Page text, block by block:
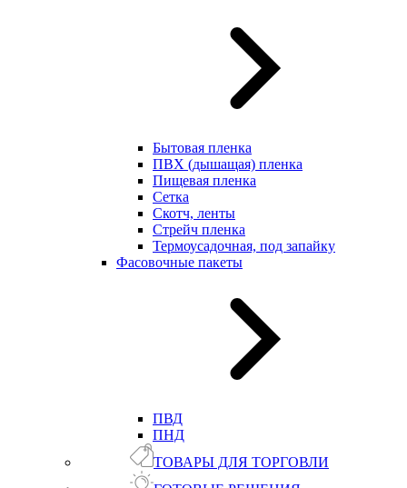
Бытовая пленка
ПВХ (дышащая) пленка
Пищевая пленка
Сетка
Скотч, ленты
Стрейч пленка
Термоусадочная, под запайку
Фасовочные пакеты
ПВД
ПНД
ТОВАРЫ ДЛЯ ТОРГОВЛИ